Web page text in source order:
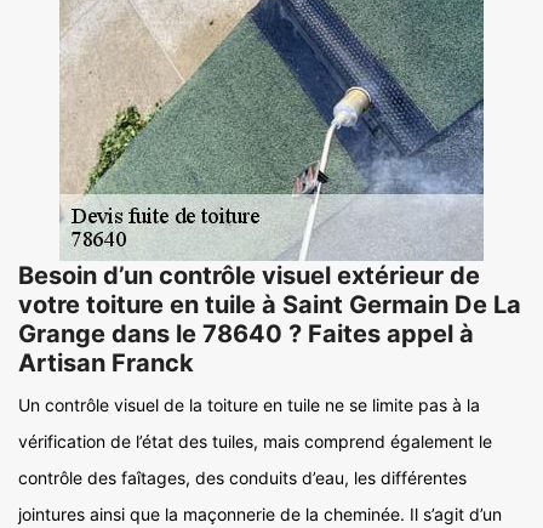
Besoin d’un contrôle visuel extérieur de
votre toiture en tuile à Saint Germain De La
Grange dans le 78640 ? Faites appel à
Artisan Franck
Un contrôle visuel de la toiture en tuile ne se limite pas à la
vérification de l’état des tuiles, mais comprend également le
contrôle des faîtages, des conduits d’eau, les différentes
jointures ainsi que la maçonnerie de la cheminée. Il s’agit d’un